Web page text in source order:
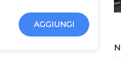
AGGIUNGI